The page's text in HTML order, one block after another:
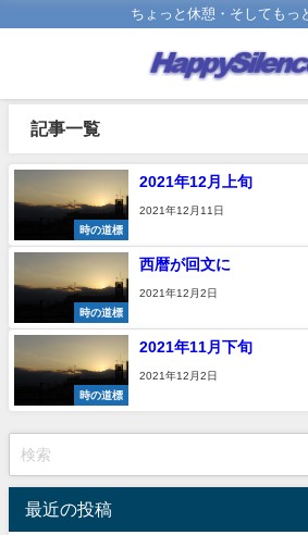
ちょっと休憩・そしてもっ
記事一覧
時の道標
2021年12月上旬
2021年12月11日
時の道標
西暦が回文に
2021年12月2日
時の道標
2021年11月下旬
2021年12月2日
最近の投稿